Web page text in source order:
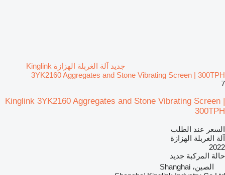
جديد آلة الغربلة الهزازة Kinglink
3YK2160 Aggregates and Stone Vibrating Screen | 300TPH
7
Kinglink 3YK2160 Aggregates and Stone Vibrating Screen |
300TPH
السعر عند الطلب
آلة الغربلة الهزازة
2022
حالة المركبة جديد
الصين، Shanghai